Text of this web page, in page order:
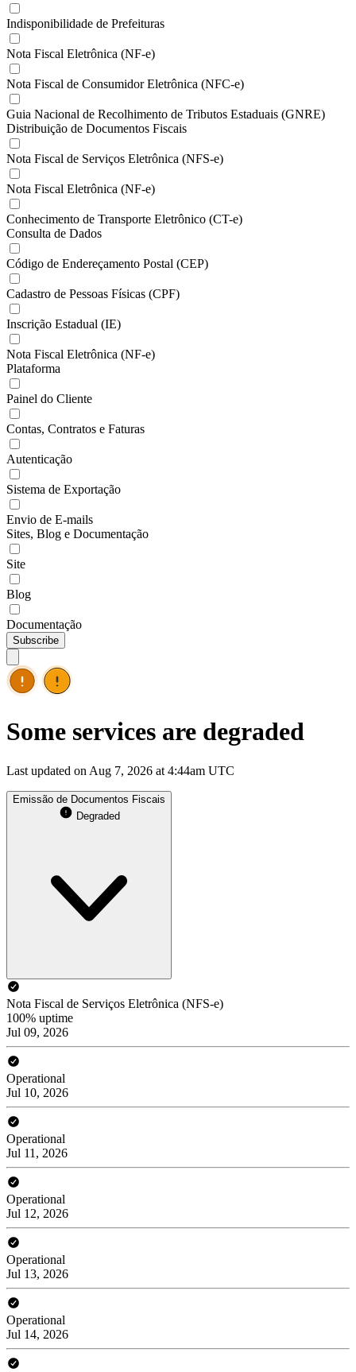
Indisponibilidade de Prefeituras
Nota Fiscal Eletrônica (NF-e)
Nota Fiscal de Consumidor Eletrônica (NFC-e)
Guia Nacional de Recolhimento de Tributos Estaduais (GNRE)
Distribuição de Documentos Fiscais
Nota Fiscal de Serviços Eletrônica (NFS-e)
Nota Fiscal Eletrônica (NF-e)
Conhecimento de Transporte Eletrônico (CT-e)
Consulta de Dados
Código de Endereçamento Postal (CEP)
Cadastro de Pessoas Físicas (CPF)
Inscrição Estadual (IE)
Nota Fiscal Eletrônica (NF-e)
Plataforma
Painel do Cliente
Contas, Contratos e Faturas
Autenticação
Sistema de Exportação
Envio de E-mails
Sites, Blog e Documentação
Site
Blog
Documentação
Subscribe
Some services are degraded
Last updated on Aug 7, 2026 at 4:44am UTC
Emissão de Documentos Fiscais
Degraded
Nota Fiscal de Serviços Eletrônica (NFS-e)
100% uptime
Jul 09, 2026
Operational
Jul 10, 2026
Operational
Jul 11, 2026
Operational
Jul 12, 2026
Operational
Jul 13, 2026
Operational
Jul 14, 2026